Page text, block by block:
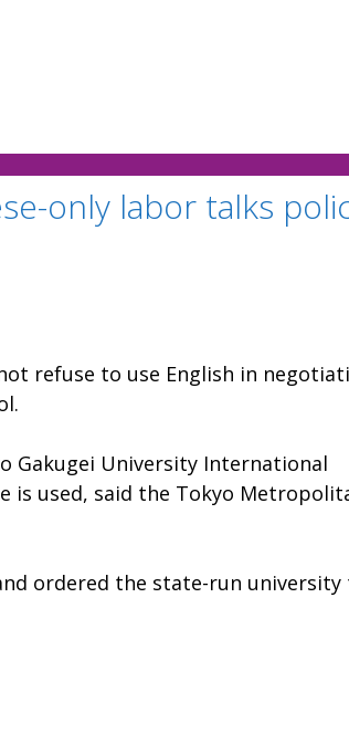
only labor talks
refuse to use English in
Gakugei University International
is used, said the Tokyo
ordered the state-run university